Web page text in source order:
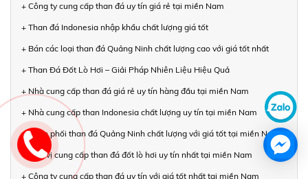
+ Công ty cung cấp than đá uy tín giá rẻ tại miền Nam
+ Than đá Indonesia nhập khẩu chất lượng giá tốt
+ Bán các loại than đá Quảng Ninh chất lượng cao với giá tốt nhất
+ Than Đá Đốt Lò Hơi – Giải Pháp Nhiên Liệu Hiệu Quả
+ Nhà cung cấp than đá giá rẻ uy tín hàng đầu tại miền Nam
+ Nhà cung cấp than Indonesia chất lượng uy tín tại miền Nam
+ Phân phối than đá Quảng Ninh chất lượng với giá tốt tại miền Nam
+ Đơn vị cung cấp than đá đốt lò hơi uy tín nhất tại miền Nam
+ Công ty cung cấp than đá uy tín với giá tốt nhất tại miền Nam